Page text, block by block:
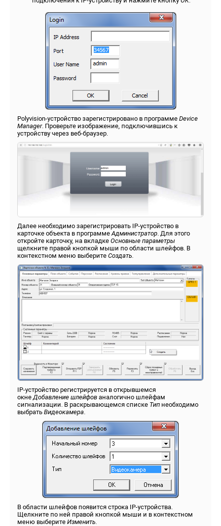
Polyvision-устройство зарегистрировано в программе Device
Manager. Проверьте изображение, подключившись к
устройству через веб-браузер.
Далее необходимо зарегистрировать IP-устройство в
карточке объекта в программе Администратор . Для этого
откройте карточку, на вкладке Основные параметры
щелкните правой кнопкой мыши по области шлейфов. В
контекстном меню выберите Создать.
IP-устройство регистрируется в открывшемся
окне Добавление шлейфов аналогично шлейфам
сигнализации. В раскрывающемся списке Тип необходимо
выбрать Видеокамера
В области шлейфов появится строка IP-устройства.
Щелкните по ней правой кнопкой мыши и в контекстном
меню выберите Изменить.